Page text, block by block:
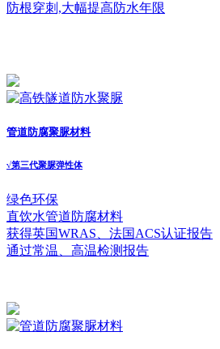
防根穿刺,大幅提高防水年限
管道防腐聚脲材料
√第三代聚脲弹性体
绿色环保
直饮水管道防腐材料
获得英国WRAS、法国ACS认证报告
通过常温、高温检测报告